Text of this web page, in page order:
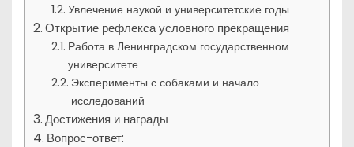
Увлечение наукой и университетские годы
Открытие рефлекса условного прекращения
Работа в Ленинградском государственном
университете
Эксперименты с собаками и начало
исследований
Достижения и награды
Вопрос-ответ: